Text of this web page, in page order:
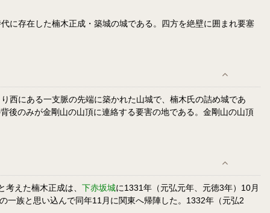
に存在した楠木正成・築城の城である。四方を絶壁に囲まれ要塞
西にある一支脈の先端に築かれた山城で、楠木氏の詰め城であ
後のみが金剛山の山頂に連絡する要害の地である。金剛山の山頂
えた楠木正成は、 下赤坂城に1331年（元弘元年、元徳3年）10月
一族と思い込んで同年11月に関東へ帰陣した。1332年（元弘2